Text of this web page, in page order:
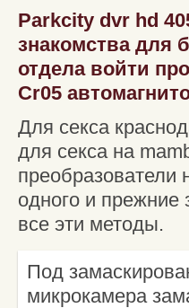
Parkcity dvr hd
знакомства для
отдела войти
Cr05
Для секса
для секса на
преобразователи
одного и прежние
все эти методы.
Под
микрокамера